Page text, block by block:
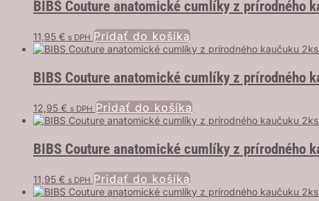
BIBS Couture anatomické cumlíky z prírodného
11,95 € s DPH Pridať do košíka
BIBS Couture anatomické cumlíky z prírodného
12,95 € s DPH Pridať do košíka
BIBS Couture anatomické cumlíky z prírodného
11,95 € s DPH Pridať do košíka